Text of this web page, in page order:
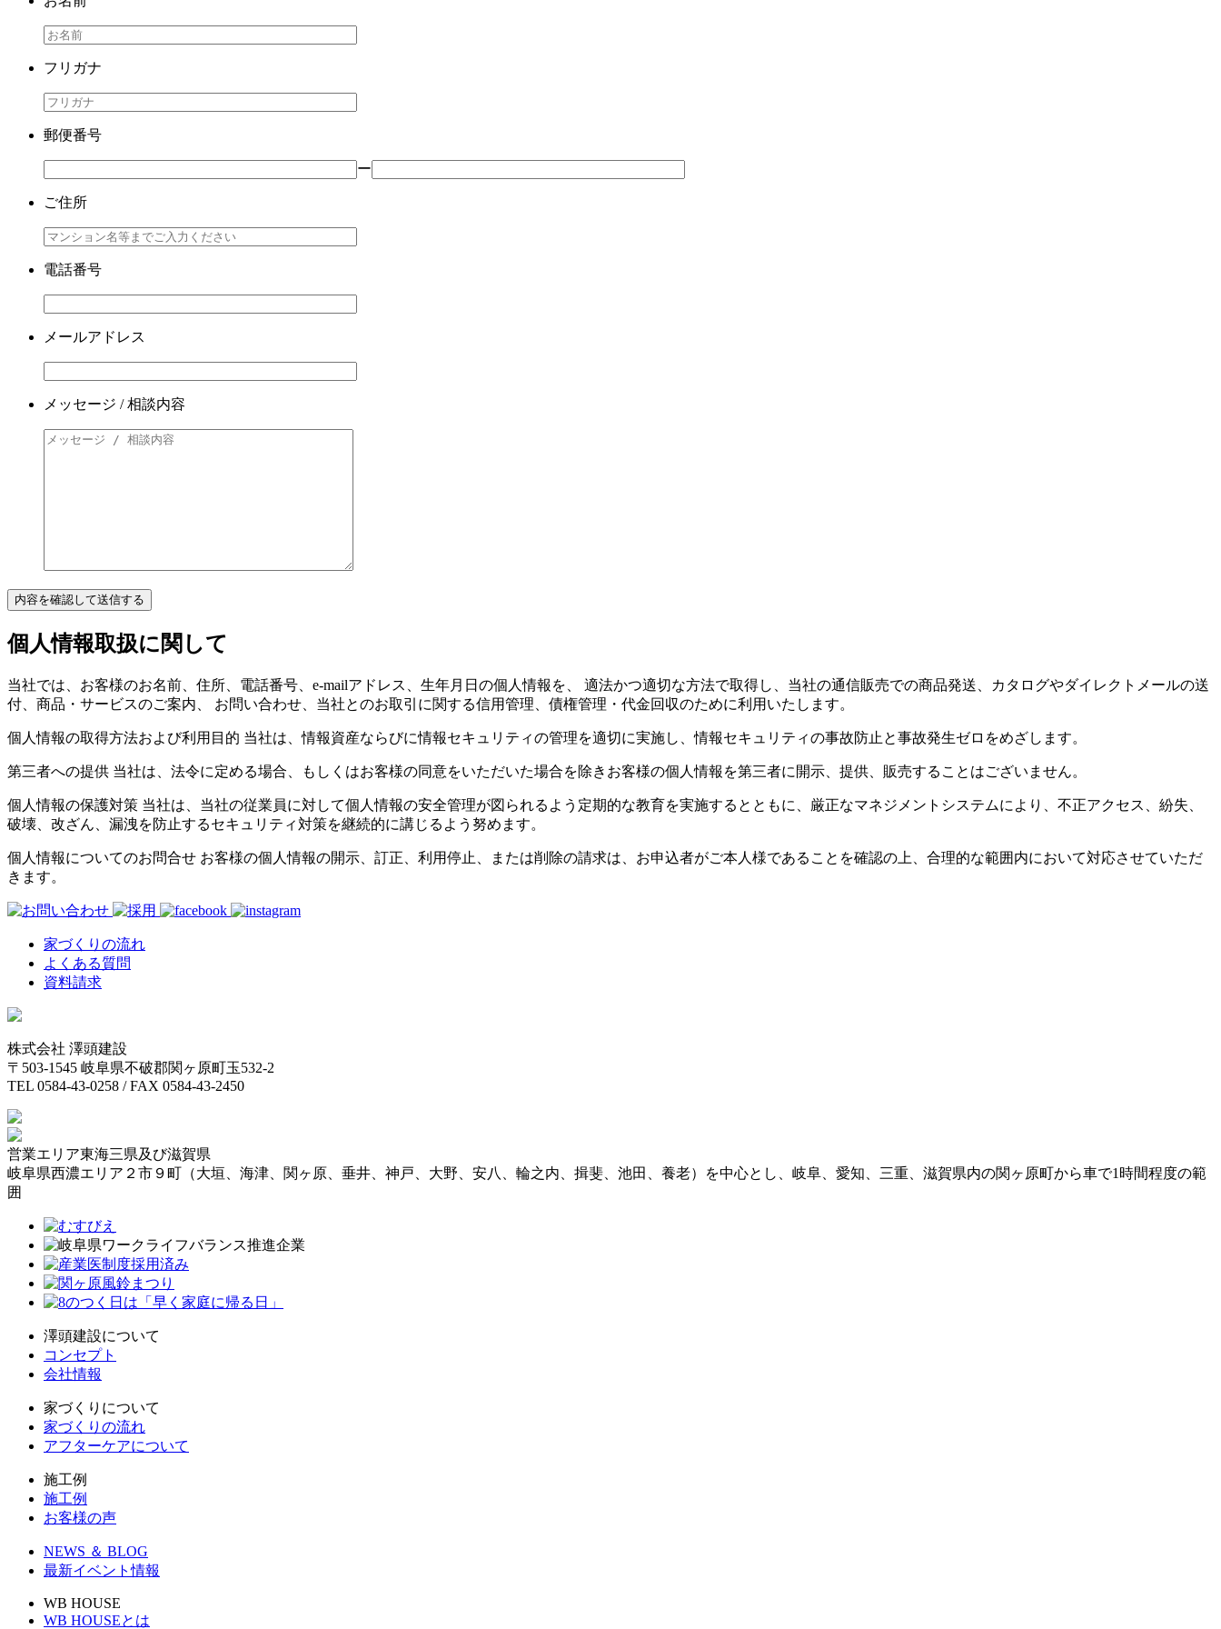
フリガナ
郵便番号
ー
ご住所
電話番号
メールアドレス
メッセージ / 相談内容
個人情報取扱に関して
当社では、お客様のお名前、住所、電話番号、e-mailアドレス、生年月日の個人情報を、 適法かつ適切な方法で取得し、当社の通信販売での商品発送、カタログやダイレクトメールの送
付、商品・サービスのご案内、 お問い合わせ、当社とのお取引に関する信用管理、債権管理・代金回収のために利用いたします。
個人情報の取得方法および利用目的 当社は、情報資産ならびに情報セキュリティの管理を適切に実施し、情報セキュリティの事故防止と事故発生ゼロをめざします。
第三者への提供 当社は、法令に定める場合、もしくはお客様の同意をいただいた場合を除きお客様の個人情報を第三者に開示、提供、販売することはございません。
個人情報の保護対策 当社は、当社の従業員に対して個人情報の安全管理が図られるよう定期的な教育を実施するとともに、厳正なマネジメントシステムにより、不正アクセス、紛失、
破壊、改ざん、漏洩を防止するセキュリティ対策を継続的に講じるよう努めます。
個人情報についてのお問合せ お客様の個人情報の開示、訂正、利用停止、または削除の請求は、お申込者がご本人様であることを確認の上、合理的な範囲内において対応させていただ
きます。
家づくりの流れ
よくある質問
資料請求
株式会社 澤頭建設
〒503-1545 岐阜県不破郡関ヶ原町玉532-2
TEL 0584-43-0258 / FAX 0584-43-2450
営業エリア東海三県及び滋賀県
岐阜県西濃エリア２市９町（大垣、海津、関ヶ原、垂井、神戸、大野、安八、輪之内、揖斐、池田、養老）を中心とし、岐阜、愛知、三重、滋賀県内の関ヶ原町から車で1時間程度の範
囲
澤頭建設について
コンセプト
会社情報
家づくりについて
家づくりの流れ
アフターケアについて
施工例
施工例
お客様の声
NEWS ＆ BLOG
最新イベント情報
WB HOUSE
WB HOUSEとは